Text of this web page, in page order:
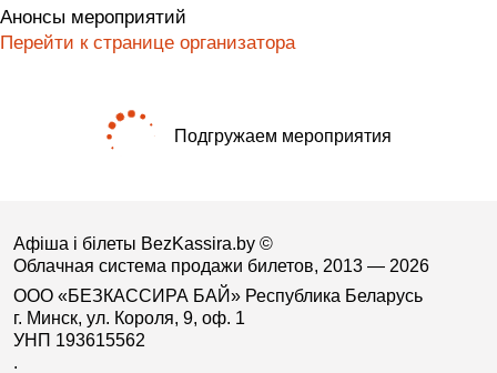
Анонсы мероприятий
Перейти к странице организатора
Подгружаем мероприятия
Афіша і білеты BezKassira.by ©
Облачная система продажи билетов, 2013 — 2026
ООО «БЕЗКАССИРА БАЙ» Республика Беларусь
г. Минск, ул. Короля, 9, оф. 1
УНП 193615562
.